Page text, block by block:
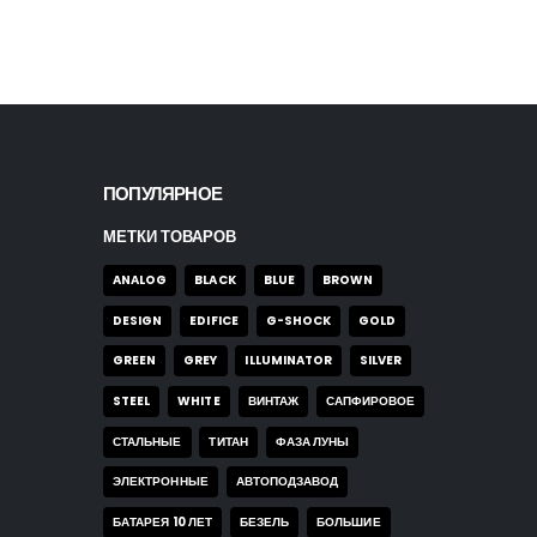
ПОПУЛЯРНОЕ
МЕТКИ ТОВАРОВ
ANALOG BLACK BLUE BROWN
DESIGN EDIFICE G-SHOCK GOLD
GREEN GREY ILLUMINATOR SILVER
STEEL WHITE ВИНТАЖ САПФИРОВОЕ
СТАЛЬНЫЕ ТИТАН ФАЗА ЛУНЫ
ЭЛЕКТРОННЫЕ АВТОПОДЗАВОД
БАТАРЕЯ 10 ЛЕТ БЕЗЕЛЬ БОЛЬШИЕ